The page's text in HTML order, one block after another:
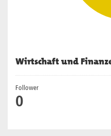
Wirtschaft und
Follower
0